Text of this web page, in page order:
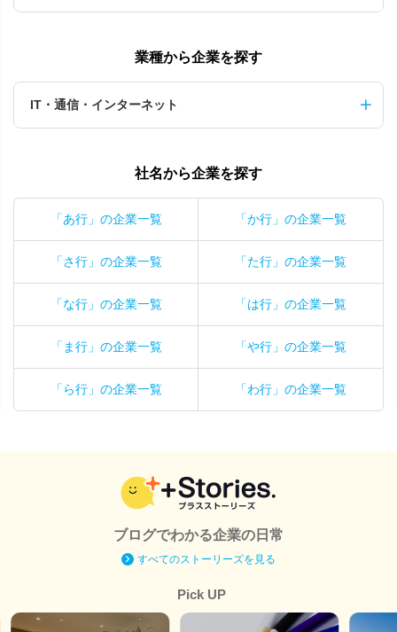
業種から企業を探す
IT・通信・インターネット
社名から企業を探す
「あ行」の企業一覧 「か行」の企業一覧
「さ行」の企業一覧 「た行」の企業一覧
「な行」の企業一覧 「は行」の企業一覧
「ま行」の企業一覧 「や行」の企業一覧
「ら行」の企業一覧 「わ行」の企業一覧
ブログでわかる企業の日常
すべてのストーリーズを見る
Pick UP